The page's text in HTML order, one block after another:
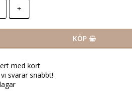
+
KÖP
med kort
svarar snabbt!